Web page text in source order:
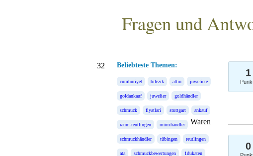
Fragen und
Beliebteste Themen:
cumhuriyet bilezik altin juweliere
goldankauf juwelier goldhändler
schmuck fiyatlari stuttgart ankauf
raum-reutlingen münzhändler
schmuckhändler tübingen reutlingen
ata schmuckbewertungen 1dukaten
Waren
1
0
32